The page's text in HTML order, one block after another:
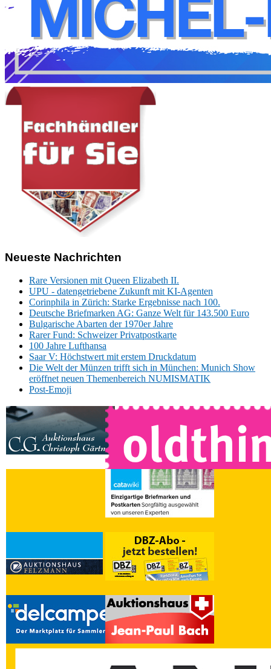
Neueste Nachrichten
Rare Versionen mit Queen Elizabeth II.
UPU - datengetriebene Zukunft mit KI-Agenten
Corinphila in Zürich: Starke Ergebnisse nach 100.
Deutsche Briefmarken AG: Ganze Welt für 143.500 Euro
Bulgarische Abarten der 1970er Jahre
Rarer Fund: Schweizer Privatpostkarte
100 Jahre Lufthansa
Saar V: Höchstwert mit erstem Druckdatum
Die Welt der Münzen trifft sich in München: Munich Show
eröffnet neuen Themenbereich NUMISMATIK
Post-Emoji